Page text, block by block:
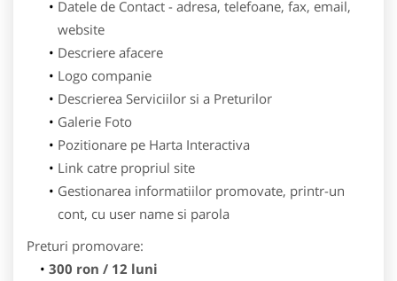
Datele de Contact - adresa, telefoane, fax, email,
website
Descriere afacere
Logo companie
Descrierea Serviciilor si a Preturilor
Galerie Foto
Pozitionare pe Harta Interactiva
Link catre propriul site
Gestionarea informatiilor promovate, printr-un
cont, cu user name si parola
Preturi promovare:
300 ron / 12 luni